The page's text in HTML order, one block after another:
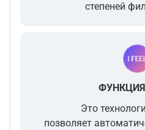
степеней
ФУНКЦИЯ
Это
позволяет